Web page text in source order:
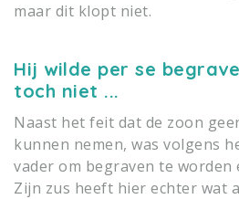
maar dit klopt niet.
Hij wilde per se
toch niet ...
Naast het feit dat de zoon
kunnen nemen, was volgens
vader om begraven te worden
Zijn zus heeft hier echter wat